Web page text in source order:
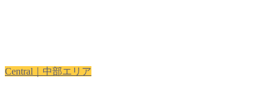
Central｜中部エリア